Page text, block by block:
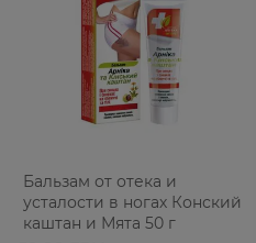
Бальзам от отека и
усталости в ногах Конский
каштан и Мята 50 г